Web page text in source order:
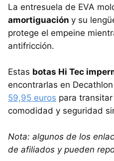
La entresuela de EVA
amortiguación y su
protege el empeine
antifricción.
Estas botas Hi Tec
encontrarlas en
59,95 euros para
comodidad y seguridad
Nota: algunos de los
de afiliados y pueden